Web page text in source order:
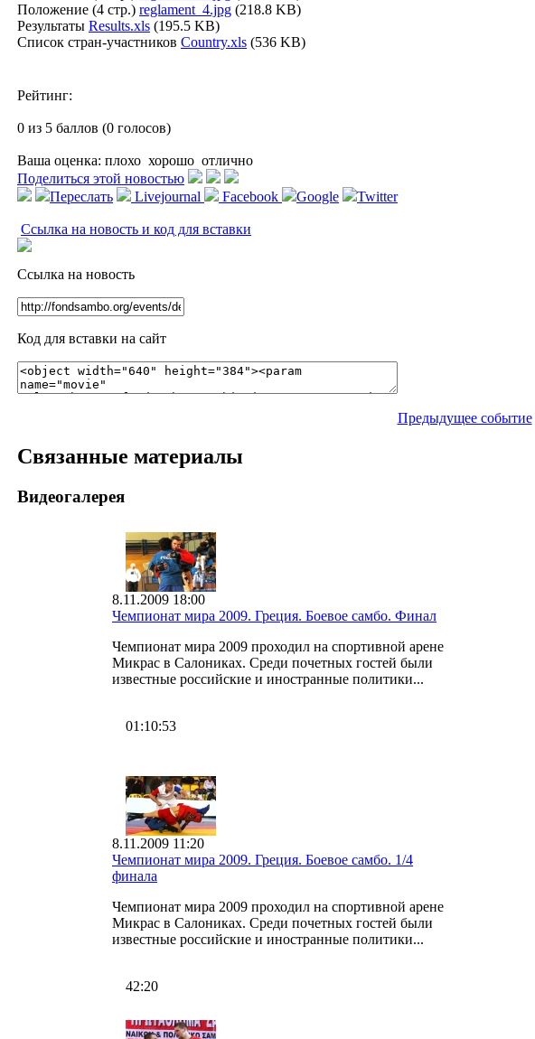
Положение (4 стр.) reglament_4.jpg (218.8 KB)
Результаты Results.xls (195.5 KB)
Список стран-участников Country.xls (536 KB)
Рейтинг:
0 из 5 баллов (0 голосов)
Ваша оценка: плохо хорошо отлично
Поделиться этой новостью
Переслать
Livejournal Facebook Google Twitter
Ссылка на новость и код для вставки
Ссылка на новость
Код для вставки на сайт
Предыдущее событие
Связанные материалы
Видеогалерея
8.11.2009 18:00
Чемпионат мира 2009. Греция. Боевое самбо. Финал
Чемпионат мира 2009 проходил на спортивной арене
Микрас в Салониках. Среди почетных гостей были
известные российские и иностранные политики...
01:10:53
8.11.2009 11:20
Чемпионат мира 2009. Греция. Боевое самбо. 1/4
финала
Чемпионат мира 2009 проходил на спортивной арене
Микрас в Салониках. Среди почетных гостей были
известные российские и иностранные политики...
42:20